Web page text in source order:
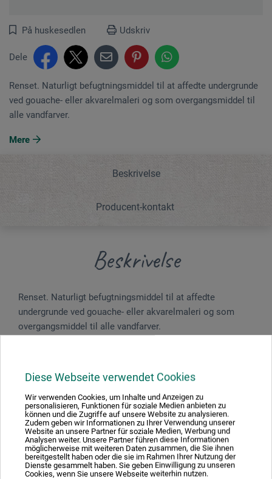
Diese Webseite verwendet Cookies
Wir verwenden Cookies, um Inhalte und Anzeigen zu
personalisieren, Funktionen für soziale Medien anbieten zu
können und die Zugriffe auf unsere Website zu analysieren.
Zudem geben wir Informationen zu Ihrer Verwendung unserer
Website an unsere Partner für soziale Medien, Werbung und
Analysen weiter. Unsere Partner führen diese Informationen
möglicherweise mit weiteren Daten zusammen, die Sie ihnen
bereitgestellt haben oder die sie im Rahmen Ihrer Nutzung der
Dienste gesammelt haben. Sie geben Einwilligung zu unseren
Cookies, wenn Sie unsere Webseite weiterhin nutzen.
På huskesedlen Udskriv
Dele
Renset. Naturligt befugtningsmiddel til at affedte undergrunde
ved gouache- eller akvarelmaleri og som overgangsmiddel til
alle vandfarver.
Mere
Beskrivelse
Producent-kontakt
Beskrivelse
Renset. Naturligt befugtningsmiddel til at affedte
undergrunde ved gouache- eller akvarelmaleri og som
overgangsmiddel til alle vandfarver.
Indeholder biocidprodukter. Indeholder 1,2-
benzisothiazol-3(2H)-one, 5-chloro-2-methyl-2H-
isothiazol-3-one, 2-methyl-2H-isothiazol-3-one, 2-
octyl-2H-isothiazol-3-one. Kan udløse allergiske
reaktioner.